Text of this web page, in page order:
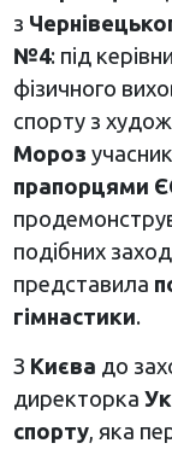
з
№4: під
фізичного
спорту з
Мороз
прапорцями
подібних
представила
гімнастики.
З Києва до
директорка
спорту, яка